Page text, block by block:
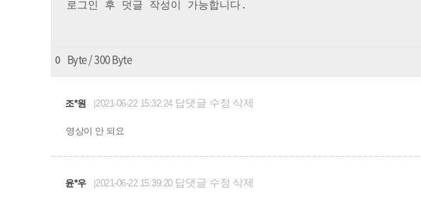
0 Byte / 300 Byte
조*원 2021-06-22 15:32:24 답댓글 수정 삭제
영상이 안 되요
윤*우 2021-06-22 15:39:20 답댓글 수정 삭제